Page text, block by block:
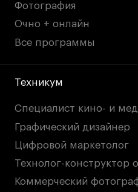
Фотография
Очно + онлайн
Все программы
Техникум
Специалист кино- и
Графический дизайнер
Цифровой маркетолог
Технолог-конструктор
Коммерческий